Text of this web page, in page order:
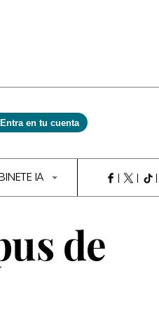
Entra en tu cuenta
IA
de